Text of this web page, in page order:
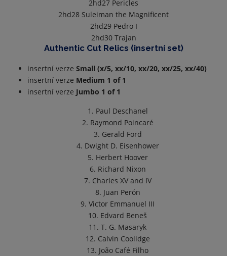
2hd27 Pericles
2hd28 Suleiman the Magnificent
2hd29 Pedro I
2hd30 Trajan
Authentic Cut Relics (insertní set)
insertní verze Small (x/5, xx/10, xx/20, xx/25, xx/40)
insertní verze Medium 1 of 1
insertní verze Jumbo 1 of 1
1. Paul Deschanel
2. Raymond Poincaré
3. Gerald Ford
4. Dwight D. Eisenhower
5. Herbert Hoover
6. Richard Nixon
7. Charles XV and IV
8. Juan Perón
9. Victor Emmanuel III
10. Edvard Beneš
11. T. G. Masaryk
12. Calvin Coolidge
13. João Café Filho